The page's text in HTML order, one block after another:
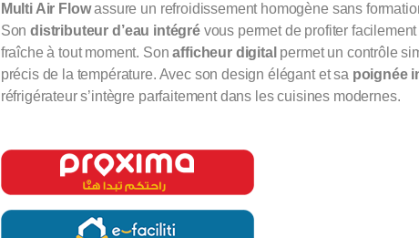
Multi Air Flowassure un refroidissement homogène sans
Sondistributeur d’eau intégrévous permet de profiter facilement
fraîche à tout moment. Sonafficheur digital permet un contrôle
précis de la température. Avec son design élégant et sa poignée
réfrigérateur s’intègre parfaitement dans les cuisines modernes.